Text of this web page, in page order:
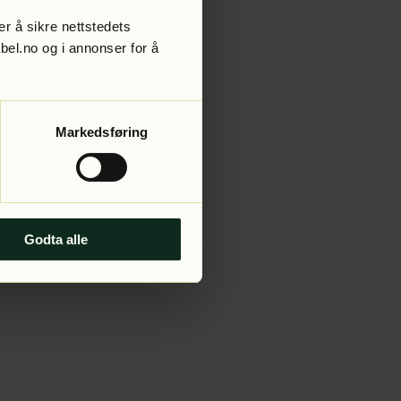
å sikre nettstedets
og i annonser for å
Markedsføring
Godta alle